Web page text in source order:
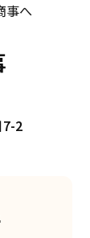
事へ
7-2